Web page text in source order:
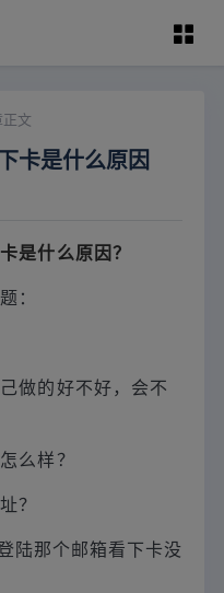
文
卡是什么原因
是什么原因？
：
做的好不好，会不
么样？
？
陆那个邮箱看下卡没